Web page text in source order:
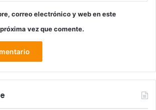
correo electrónico y web en este
vez que comente.